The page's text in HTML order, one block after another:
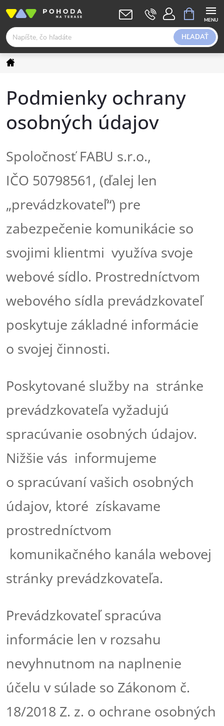
obsah
HĽADAŤ
KOŠÍK
Domov
Podmienky ochrany
osobných údajov
Spoločnosť FABU s.r.o.,
IČO 50798561, (ďalej len
„prevádzkovateľ“) pre
zabezpečenie komunikácie so
svojimi klientmi využíva svoje
webové sídlo. Prostredníctvom
webového sídla prevádzkovateľ
poskytuje základné informácie
o svojej činnosti.
Poskytované služby na stránke
prevádzkovateľa vyžadujú
spracúvanie osobných údajov.
Nižšie vás informujeme
o spracúvaní vašich osobných
údajov, ktoré získavame
prostredníctvom
komunikačného kanála webovej
stránky prevádzkovateľa.
Prevádzkovateľ spracúva
informácie len v rozsahu
nevyhnutnom na naplnenie
účelu v súlade so Zákonom č.
18/2018 Z. z. o ochrane osobných